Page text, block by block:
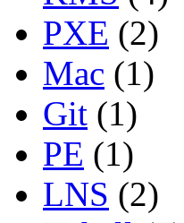
PXE (2)
Mac (1)
Git (1)
PE (1)
LNS (2)